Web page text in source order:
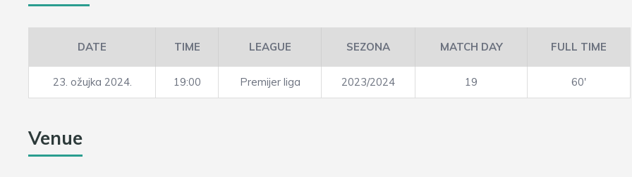
DATE TIME LEAGUE SEZONA MATCH DAY FULL TIME
23. ožujka 2024. 19:00 Premijer liga 2023/2024 19 60'
Venue